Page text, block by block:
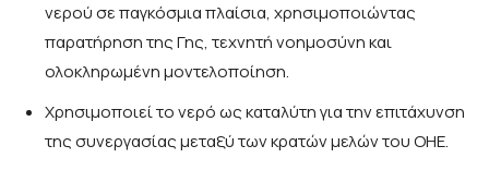
νερού σε παγκόσμια πλαίσια, χρησιμοποιώντας
παρατήρηση της Γης, τεχνητή νοημοσύνη και
ολοκληρωμένη μοντελοποίηση.
Χρησιμοποιεί το νερό ως καταλύτη για την επιτάχυνση
της συνεργασίας μεταξύ των κρατών μελών του ΟΗΕ.